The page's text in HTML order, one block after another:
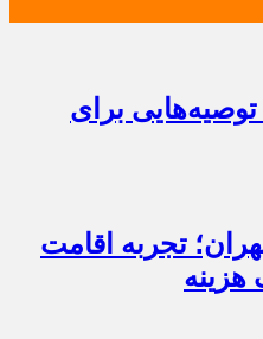
برای
تجربه اقامت